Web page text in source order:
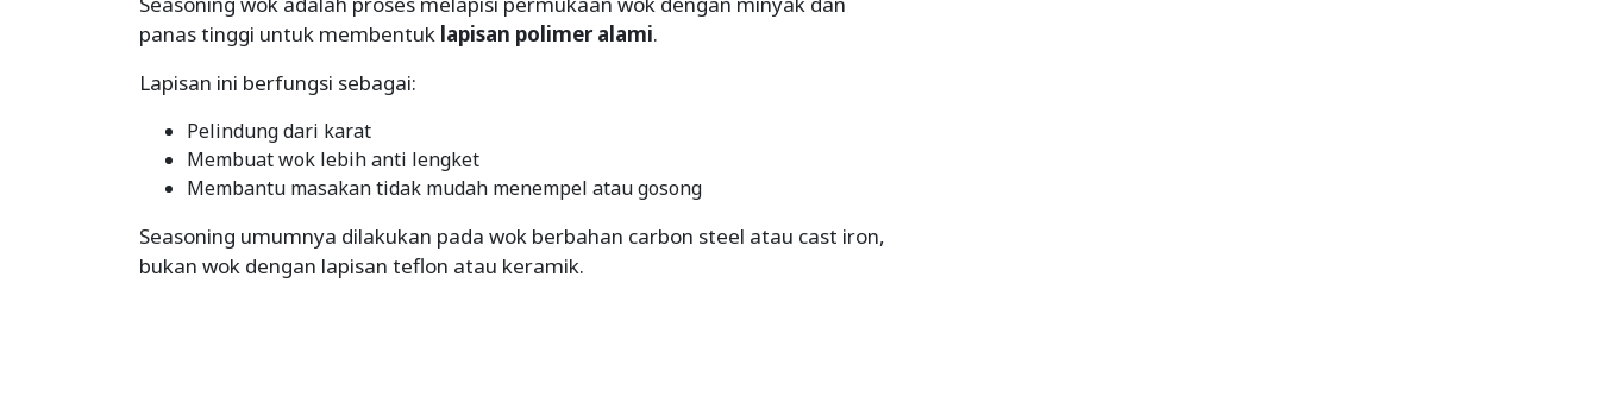
panas tinggi untuk membentuk lapisan polimer alami.
Lapisan ini berfungsi sebagai:
Pelindung dari karat
Membuat wok lebih anti lengket
Membantu masakan tidak mudah menempel atau gosong
Seasoning umumnya dilakukan pada wok berbahan carbon steel atau cast iron,
bukan wok dengan lapisan teflon atau keramik.